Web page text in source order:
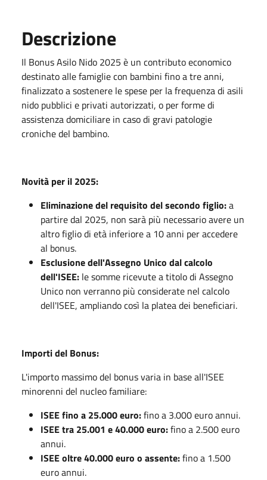
Descrizione
Il Bonus Asilo Nido 2025 è un contributo economico
destinato alle famiglie con bambini fino a tre anni,
finalizzato a sostenere le spese per la frequenza di asili
nido pubblici e privati autorizzati, o per forme di
assistenza domiciliare in caso di gravi patologie
croniche del bambino.
Novità per il 2025:
Eliminazione del requisito del secondo figlio:a
partire dal 2025, non sarà più necessario avere un
altro figlio di età inferiore a 10 anni per accedere
al bonus.
Esclusione dell'Assegno Unico dal calcolo
dell'ISEE: le somme ricevute a titolo di Assegno
Unico non verranno più considerate nel calcolo
dell'ISEE, ampliando così la platea dei beneficiari.
Importi del Bonus:
L'importo massimo del bonus varia in base all'ISEE
minorenni del nucleo familiare:
ISEE fino a 25.000 euro:fino a 3.000 euro annui.
ISEE tra 25.001 e 40.000 euro:fino a 2.500 euro
annui.
ISEE oltre 40.000 euro o assente:fino a 1.500
euro annui.